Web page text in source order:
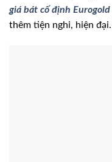
giá bát cố định Eurogold
thêm tiện nghi, hiện đại.